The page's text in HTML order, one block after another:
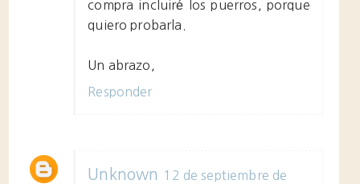
compra incluiré los puerros, porque
quiero probarla.
Un abrazo,
Responder
Unknown
12 de septiembre de